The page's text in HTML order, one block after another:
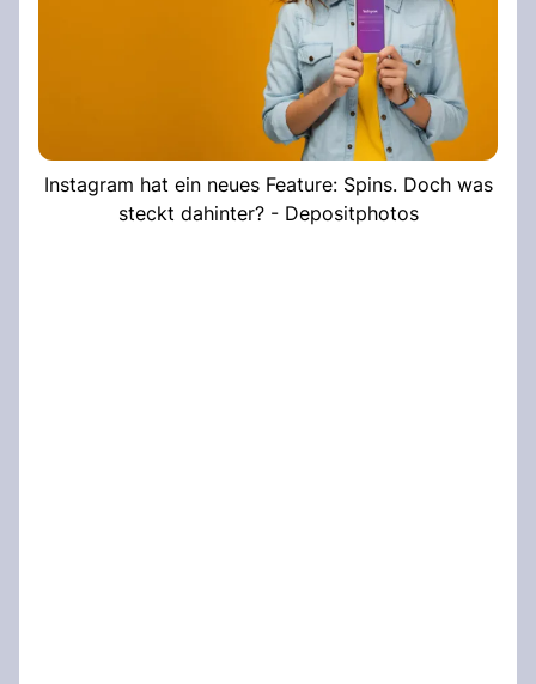
Instagram hat ein neues Feature: Spins. Doch was
steckt dahinter? - Depositphotos